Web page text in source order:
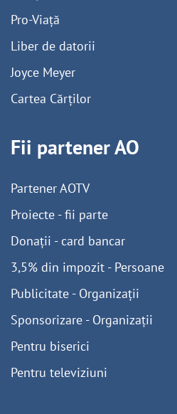
Pro-Viață
Liber de datorii
Joyce Meyer
Cartea Cărților
Fii partener AO
Partener AOTV
Proiecte - fii parte
Donații - card bancar
3,5% din impozit - Persoane
Publicitate - Organizații
Sponsorizare - Organizații
Pentru biserici
Pentru televiziuni